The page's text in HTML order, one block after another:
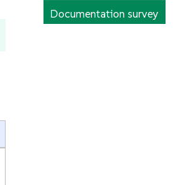
Documentation survey